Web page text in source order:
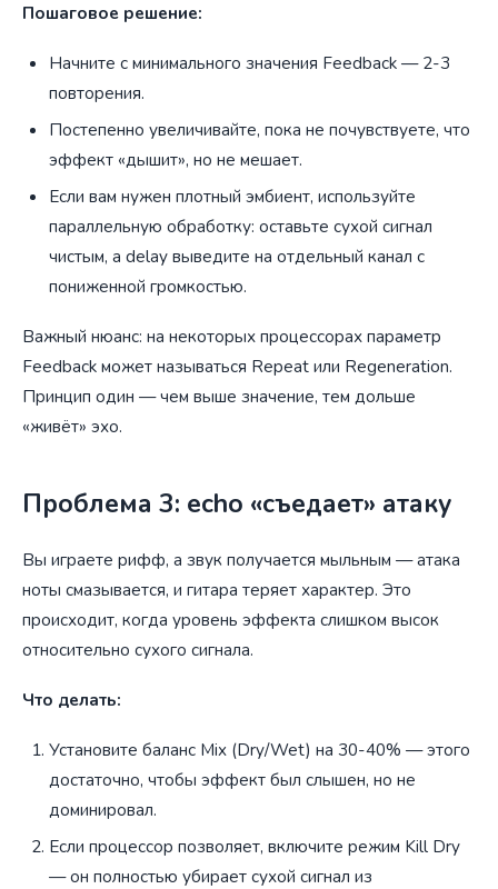
Пошаговое решение:
Начните с минимального значения Feedback — 2-3
повторения.
Постепенно увеличивайте, пока не почувствуете, что
эффект «дышит», но не мешает.
Если вам нужен плотный эмбиент, используйте
параллельную обработку: оставьте сухой сигнал
чистым, а delay выведите на отдельный канал с
пониженной громкостью.
Важный нюанс: на некоторых процессорах параметр
Feedback может называться Repeat или Regeneration.
Принцип один — чем выше значение, тем дольше
«живёт» эхо.
Проблема 3: echo «съедает» атаку
Вы играете рифф, а звук получается мыльным — атака
ноты смазывается, и гитара теряет характер. Это
происходит, когда уровень эффекта слишком высок
относительно сухого сигнала.
Что делать:
Установите баланс Mix (Dry/Wet) на 30-40% — этого
достаточно, чтобы эффект был слышен, но не
доминировал.
Если процессор позволяет, включите режим Kill Dry
— он полностью убирает сухой сигнал из